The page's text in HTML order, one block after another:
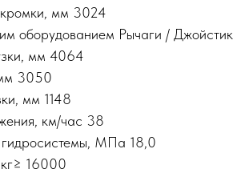
мм 3024
оборудованием Рычаги / Джойстик
мм 4064
3050
мм 1148
км/час 38
гидросистемы, МПа 18,0
16000